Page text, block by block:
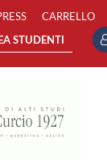
CARRELLO
STUDENTI